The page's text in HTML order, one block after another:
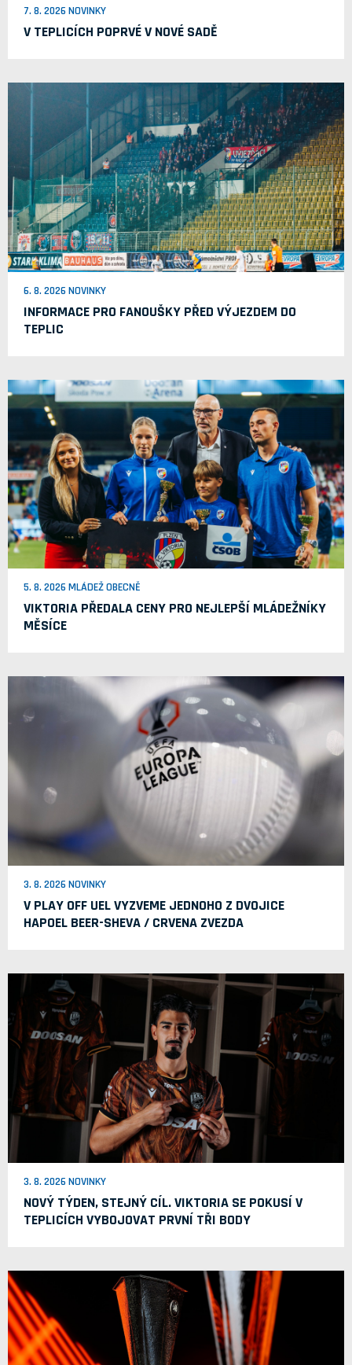
7. 8. 2026 NOVINKY
V TEPLICÍCH POPRVÉ V NOVÉ SADĚ
6. 8. 2026 NOVINKY
INFORMACE PRO FANOUŠKY PŘED VÝJEZDEM DO
TEPLIC
5. 8. 2026 MLÁDEŽ OBECNĚ
VIKTORIA PŘEDALA CENY PRO NEJLEPŠÍ MLÁDEŽNÍKY
MĚSÍCE
3. 8. 2026 NOVINKY
V PLAY OFF UEL VYZVEME JEDNOHO Z DVOJICE
HAPOEL BEER-SHEVA / CRVENA ZVEZDA
3. 8. 2026 NOVINKY
NOVÝ TÝDEN, STEJNÝ CÍL. VIKTORIA SE POKUSÍ V
TEPLICÍCH VYBOJOVAT PRVNÍ TŘI BODY